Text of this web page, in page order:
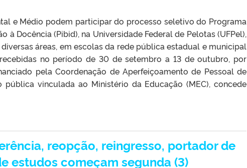
e Médio podem participar do processo seletivo do Programa
à Docência (Pibid), na Universidade Federal de Pelotas (UFPel),
áreas, em escolas da rede pública estadual e municipal
no período de 30 de setembro a 13 de outubro, por
pela Coordenação de Aperfeiçoamento de Pessoal de
pública vinculada ao Ministério da Educação (MEC), concede
reopção, reingresso, portador de
estudos começam segunda (3)